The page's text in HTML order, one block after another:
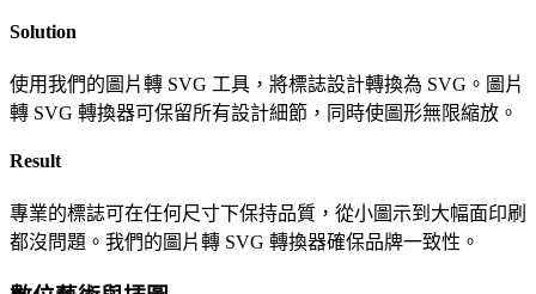
Solution
使用我們的圖片轉 SVG 工具，將標誌設計轉換為 SVG。圖片
轉 SVG 轉換器可保留所有設計細節，同時使圖形無限縮放。
Result
專業的標誌可在任何尺寸下保持品質，從小圖示到大幅面印刷
都沒問題。我們的圖片轉 SVG 轉換器確保品牌一致性。